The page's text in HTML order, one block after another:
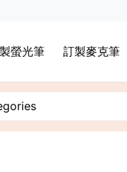
螢光筆 訂製麥克筆